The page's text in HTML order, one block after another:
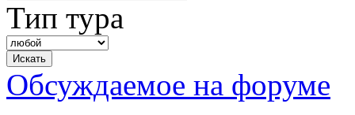
Тип тура
Обсуждаемое на форуме